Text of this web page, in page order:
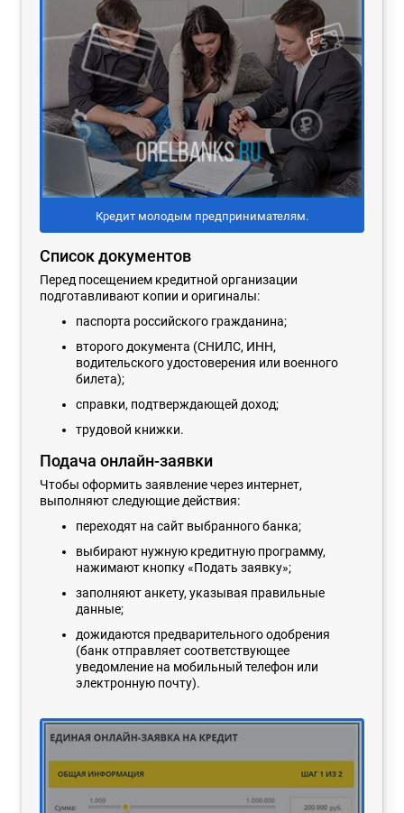
Кредит молодым предпринимателям.
Список документов
Перед посещением кредитной организации
подготавливают копии и оригиналы:
паспорта российского гражданина;
второго документа (СНИЛС, ИНН,
водительского удостоверения или военного
билета);
справки, подтверждающей доход;
трудовой книжки.
Подача онлайн-заявки
Чтобы оформить заявление через интернет,
выполняют следующие действия:
переходят на сайт выбранного банка;
выбирают нужную кредитную программу,
нажимают кнопку «Подать заявку»;
заполняют анкету, указывая правильные
данные;
дожидаются предварительного одобрения
(банк отправляет соответствующее
уведомление на мобильный телефон или
электронную почту).